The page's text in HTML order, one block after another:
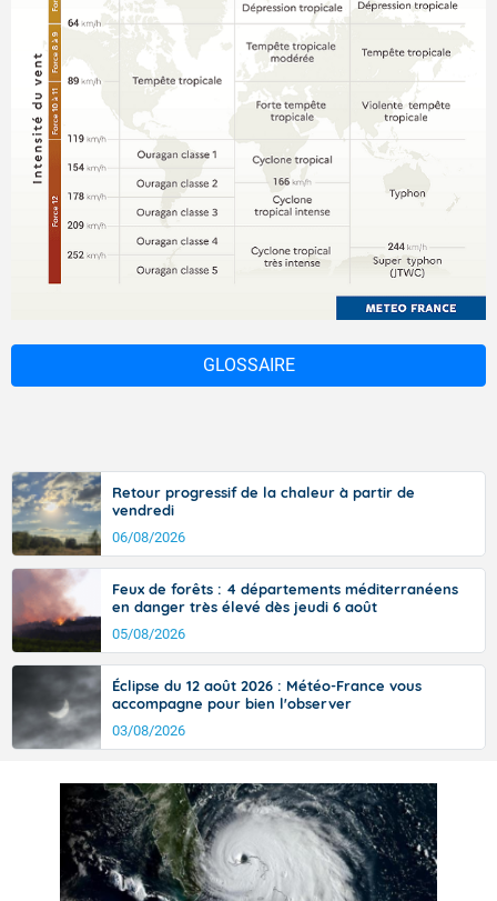
GLOSSAIRE
Retour progressif de la chaleur à partir de
vendredi
06/08/2026
Feux de forêts : 4 départements méditerranéens
en danger très élevé dès jeudi 6 août
05/08/2026
Éclipse du 12 août 2026 : Météo-France vous
accompagne pour bien l'observer
03/08/2026